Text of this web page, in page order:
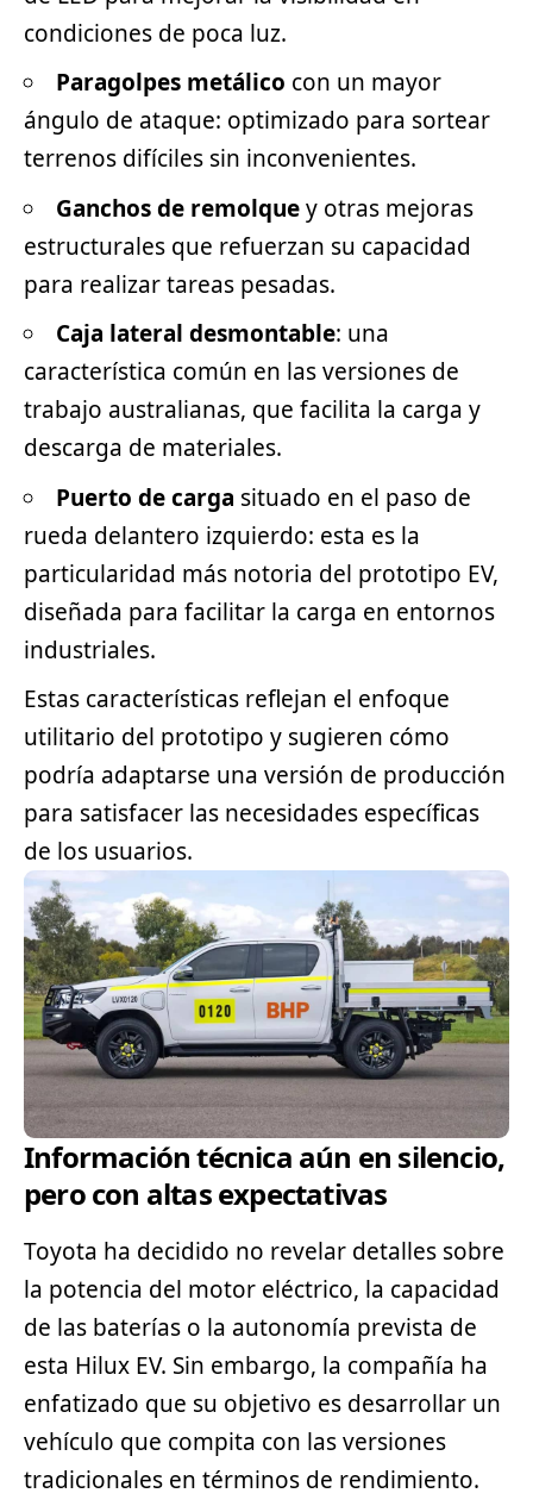
condiciones de poca luz.
Paragolpes metálico con un mayor
ángulo de ataque: optimizado para sortear
terrenos difíciles sin inconvenientes.
Ganchos de remolquey otras mejoras
estructurales que refuerzan su capacidad
para realizar tareas pesadas.
Caja lateral desmontable: una
característica común en las versiones de
trabajo australianas, que facilita la carga y
descarga de materiales.
Puerto de carga situado en el paso de
rueda delantero izquierdo: esta es la
particularidad más notoria del prototipo EV,
diseñada para facilitar la carga en entornos
industriales.
Estas características reflejan el enfoque
utilitario del prototipo y sugieren cómo
podría adaptarse una versión de producción
para satisfacer las necesidades específicas
de los usuarios.
Información técnica aún en silencio,
pero con altas expectativas
Toyota ha decidido no revelar detalles sobre
la potencia del motor eléctrico, la capacidad
de las baterías o la autonomía prevista de
esta Hilux EV. Sin embargo, la compañía ha
enfatizado que su objetivo es desarrollar un
vehículo que compita con las versiones
tradicionales en términos de rendimiento.